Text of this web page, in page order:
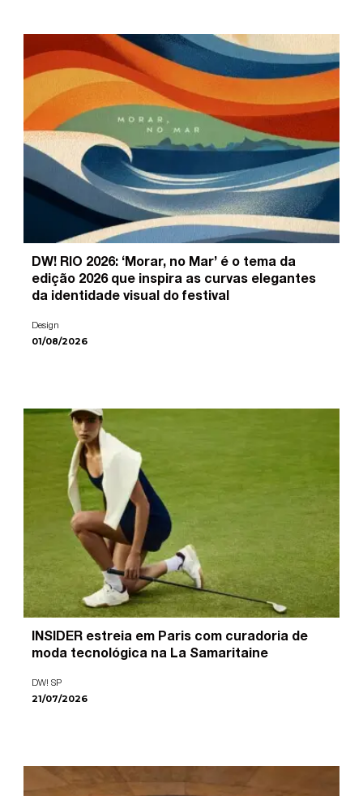
DW! RIO 2026: ‘Morar, no Mar’ é o tema da
edição 2026 que inspira as curvas elegantes
da identidade visual do festival
Design
01/08/2026
INSIDER estreia em Paris com curadoria de
moda tecnológica na La Samaritaine
DW! SP
21/07/2026